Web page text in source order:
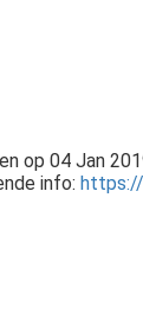
op 04 Jan
info: https://